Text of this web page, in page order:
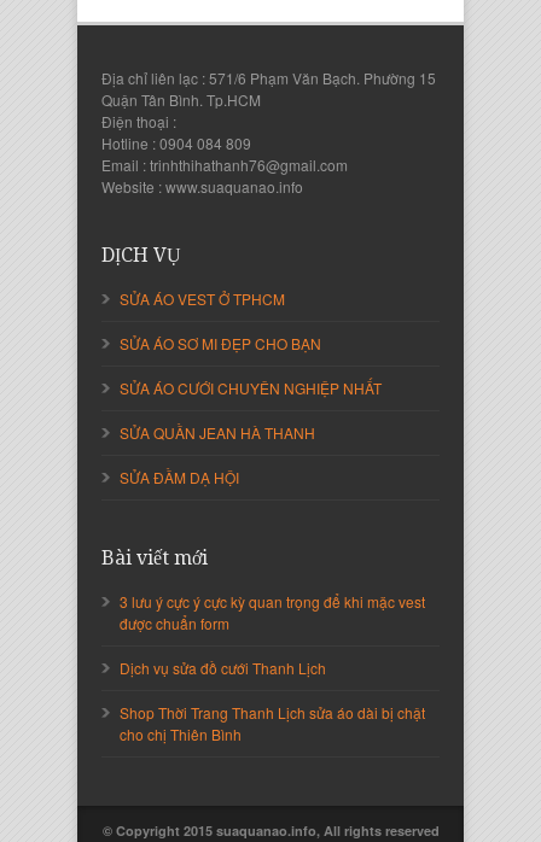
Nguyễn Thanh Sang
Giám Đốc Công ty An Vạn Thành
Địa chỉ liên lạc : 571/6 Phạm Văn Bạch. Phường 15
Quận Tân Bình. Tp.HCM
Điện thoại :
Hotline : 0904 084 809
Email : trinhthihathanh76@gmail.com
Website : www.suaquanao.info
DỊCH VỤ
SỬA ÁO VEST Ở TPHCM
SỬA ÁO SƠ MI ĐẸP CHO BẠN
SỬA ÁO CƯỚI CHUYÊN NGHIỆP NHẤT
SỬA QUẦN JEAN HÀ THANH
SỬA ĐẦM DẠ HỘI
Bài viết mới
3 lưu ý cực ý cực kỳ quan trọng để khi mặc vest
được chuẩn form
Dịch vụ sửa đồ cưới Thanh Lịch
Shop Thời Trang Thanh Lịch sửa áo dài bị chật
cho chị Thiên Bình
© Copyright 2015 suaquanao.info, All rights reserved